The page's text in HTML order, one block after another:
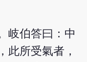
岐伯答曰：中
此所受氣者，